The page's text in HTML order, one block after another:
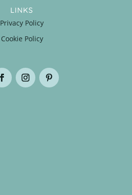
LINKS
Privacy Policy
Cookie Policy